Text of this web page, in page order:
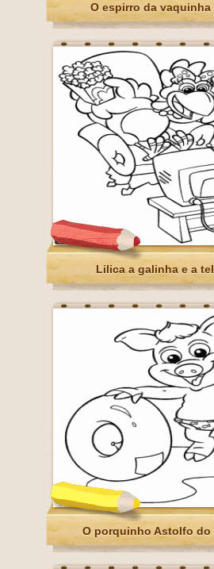
O espirro da vaquinha
Lilica a galinha e a
O porquinho Astolfo do